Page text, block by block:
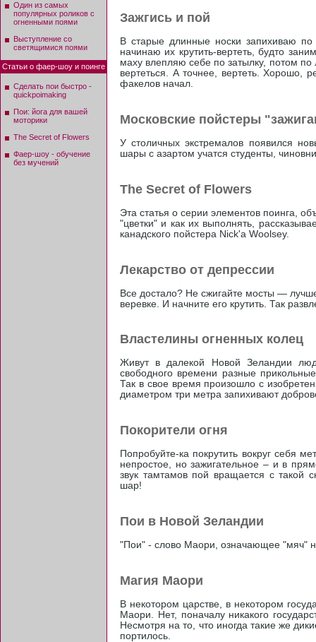
Зажгись и пой
В старые длинные носки запихиваю
начинаю их крутить-вертеть, будто
маху влепляю себе по затылку, потом
вертеться. А точнее, вертеть. Хорошо,
факелов начал.
Московские пойстеры
У столичных экстремалов появился
шары с азартом учатся студенты,
The Secret of Flowers
Эта статья о серии элементов поинга,
"цветки" и как их выполнять,
канадского пойстера Nick'а Woolsey.
Лекарство от депрессии
Все достало? Не сжигайте мосты —
веревке. И начните его крутить. Так
Властелины огненных колец
Живут в далекой Новой Зеландии
свободного времени разные
Так в свое время произошло с
диаметром три метра запихивают
Покорители огня
Попробуйте-ка покрутить вокруг себя
непростое, но зажигательное – и в
звук тамтамов пой вращается с такой
шар!
Пои в Новой Зеландии
"Пои" - слово Маори, означающее "мяч"
Магия Маори
В некотором царстве, в некотором
Маори. Нет, поначалу никакого
Несмотря на то, что иногда такие же
портилось.
Один из самых
популярных роликов с
огненными поями
Выступление со
светящимися поями
Статьи о фаер-шоу и поинге
Сделать пои быстро -
quickpoimaking
Пои: йога для вашей
моторики
The Secret of Flowers
Фаер-шоу - обучение
без мучений